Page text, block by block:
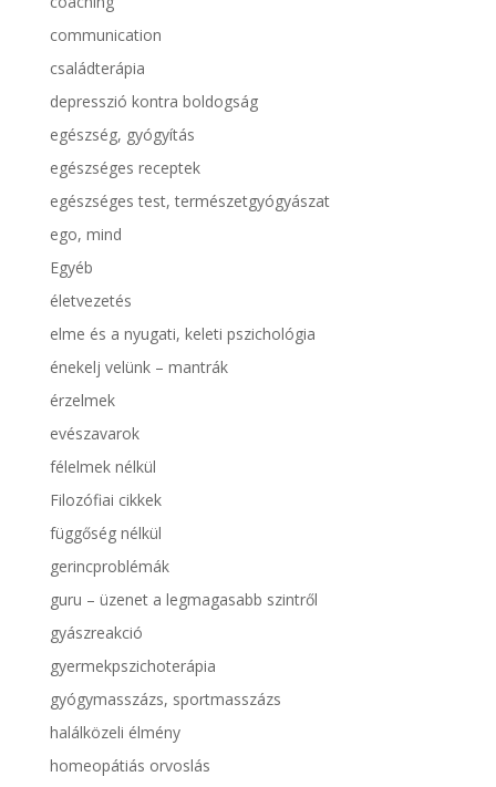
communication
családterápia
depresszió kontra boldogság
egészség, gyógyítás
egészséges receptek
egészséges test, természetgyógyászat
ego, mind
Egyéb
életvezetés
elme és a nyugati, keleti pszichológia
énekelj velünk – mantrák
érzelmek
evészavarok
félelmek nélkül
Filozófiai cikkek
függőség nélkül
gerincproblémák
guru – üzenet a legmagasabb szintről
gyászreakció
gyermekpszichoterápia
gyógymasszázs, sportmasszázs
halálközeli élmény
homeopátiás orvoslás